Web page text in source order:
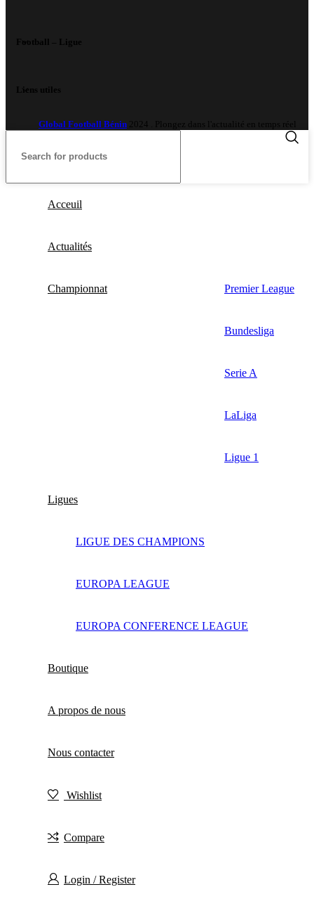
Football – Ligue
Liens utiles
Global Football Bénin 2024 . Plongez dans l'actualité en temps réel
Acceuil
Actualités
Championnat Premier League
Bundesliga
Serie A
LaLiga
Ligue 1
Ligues
LIGUE DES CHAMPIONS
EUROPA LEAGUE
EUROPA CONFERENCE LEAGUE
Boutique
A propos de nous
Nous contacter
Wishlist
Compare
Login / Register